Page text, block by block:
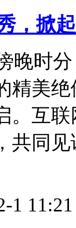
，掀
晚时
美绝
。互
共同
1 11:21